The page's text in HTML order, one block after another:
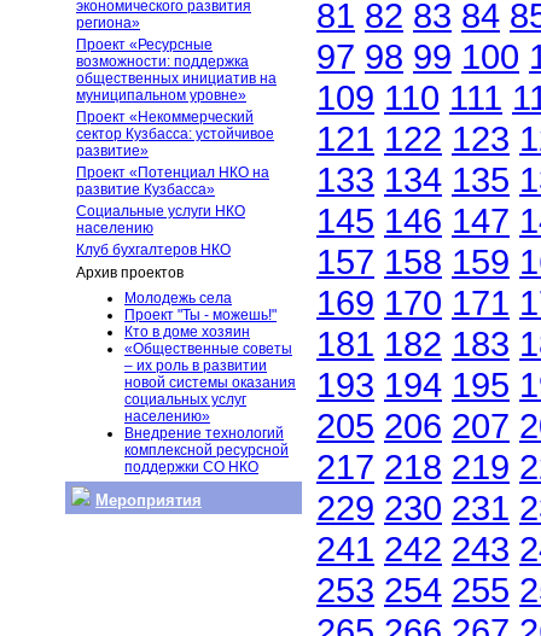
экономического развития
региона»
Проект «Ресурсные
возможности: поддержка
общественных инициатив на
муниципальном уровне»
Проект «Некоммерческий
сектор Кузбасса: устойчивое
развитие»
Проект «Потенциал НКО на
развитие Кузбасса»
Социальные услуги НКО
населению
Клуб бухгалтеров НКО
Архив проектов
Молодежь села
Проект "Ты - можешь!"
Кто в доме хозяин
«Общественные советы
– их роль в развитии
новой системы оказания
социальных услуг
населению»
Внедрение технологий
комплексной ресурсной
поддержки СО НКО
Мероприятия
81 82 83 84
97 98 99 100
109 110 111
121 122 123
133 134 135
145 146 147
157 158 159
169 170 171
181 182 183
193 194 195
205 206 207
217 218 219
229 230 231
241 242 243
253 254 255